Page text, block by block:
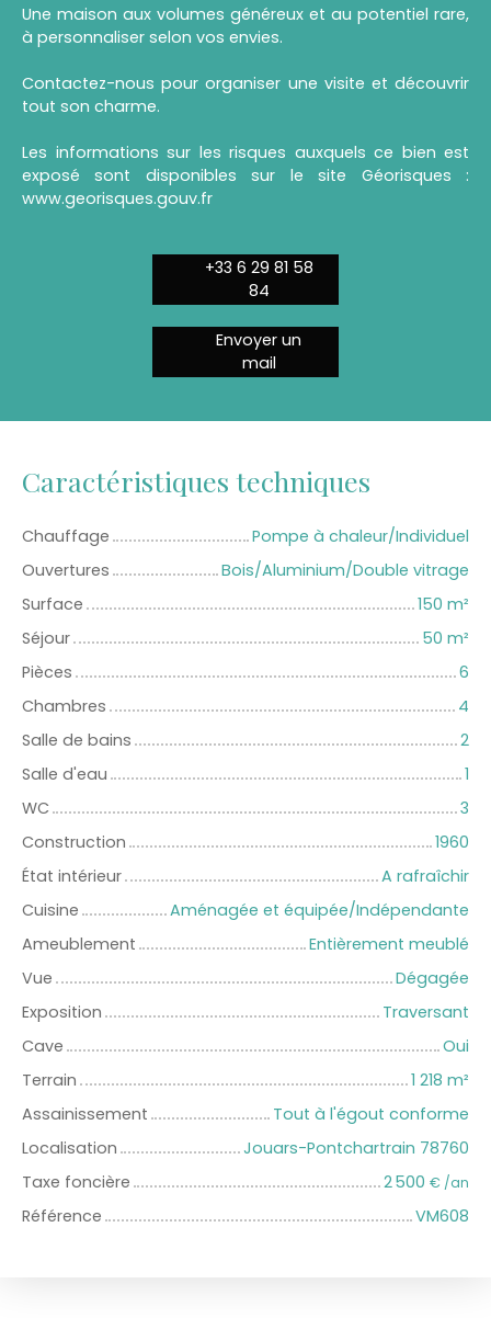
Une maison aux volumes généreux et au potentiel rare,
à personnaliser selon vos envies.
Contactez-nous pour organiser une visite et découvrir
tout son charme.
Les informations sur les risques auxquels ce bien est
exposé sont disponibles sur le site Géorisques :
www.georisques.gouv.fr
+33 6 29 81 58
84
Envoyer un
mail
Caractéristiques techniques
Chauffage
Pompe à chaleur/Individuel
Ouvertures
Bois/Aluminium/Double vitrage
Surface
150 m²
Séjour
50 m²
Pièces
6
Chambres
4
Salle de bains
2
Salle d'eau
1
WC
3
Construction
1960
État intérieur
A rafraîchir
Cuisine
Aménagée et équipée/Indépendante
Ameublement
Entièrement meublé
Vue
Dégagée
Exposition
Traversant
Cave
Oui
Terrain
1 218 m²
Assainissement
Tout à l'égout conforme
Localisation
Jouars-Pontchartrain 78760
Taxe foncière
2 500 € /an
Référence VM608